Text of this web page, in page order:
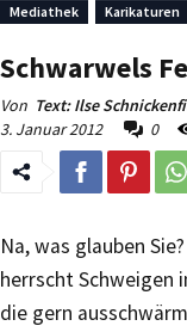
Mediathek Karikaturen
Schwarwels
Von Text: Ilse
3. Januar 2012
0
Na, was glauben
herrscht Schweigen
die gern